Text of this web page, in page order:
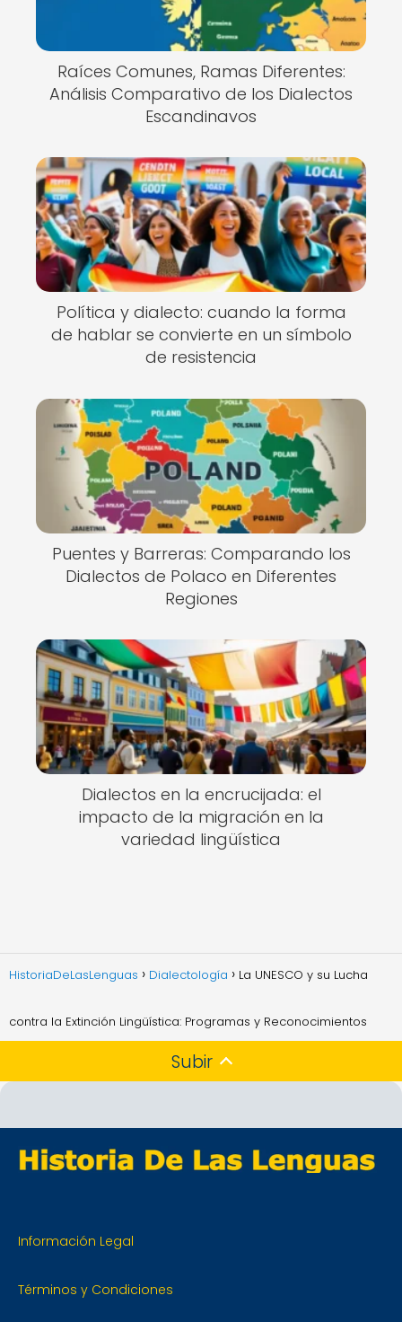
Raíces Comunes, Ramas Diferentes:
Análisis Comparativo de los Dialectos
Escandinavos
Política y dialecto: cuando la forma
de hablar se convierte en un símbolo
de resistencia
Puentes y Barreras: Comparando los
Dialectos de Polaco en Diferentes
Regiones
Dialectos en la encrucijada: el
impacto de la migración en la
variedad lingüística
HistoriaDeLasLenguas Dialectología La UNESCO y su Lucha
contra la Extinción Lingüística: Programas y Reconocimientos
Subir
Información Legal
Términos y Condiciones